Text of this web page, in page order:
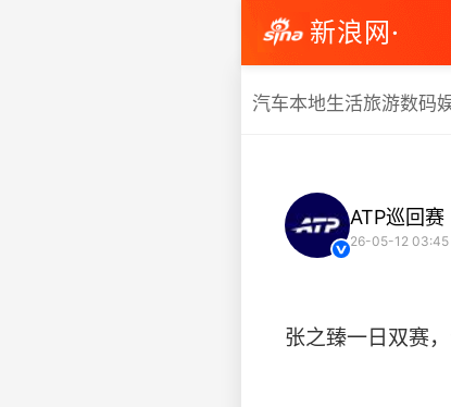
新浪网·
汽车本地生活旅游数码
ATP巡回赛
26-05-12 03:45
张之臻一日双赛